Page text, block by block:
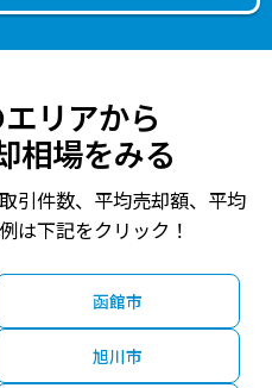
リアから
相場をみる
引件数、平均売却額、平均
は下記をクリック！
函館市
旭川市